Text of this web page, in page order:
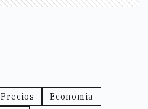
Precios
Economia